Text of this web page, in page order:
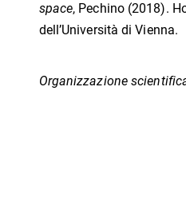
space, Pechino (2018).
dell’Università di Vienna.
Organizzazione